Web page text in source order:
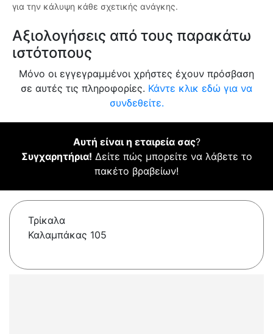
για την κάλυψη κάθε σχετικής ανάγκης.
Αξιολογήσεις από τους παρακάτω
ιστότοπους
Μόνο οι εγγεγραμμένοι χρήστες έχουν πρόσβαση
σε αυτές τις πληροφορίες. Κάντε κλικ εδώ για να
συνδεθείτε.
Αυτή είναι η εταιρεία σας?
Συγχαρητήρια! Δείτε πώς μπορείτε να λάβετε το
πακέτο βραβείων!
Τρίκαλα
Καλαμπάκας 105